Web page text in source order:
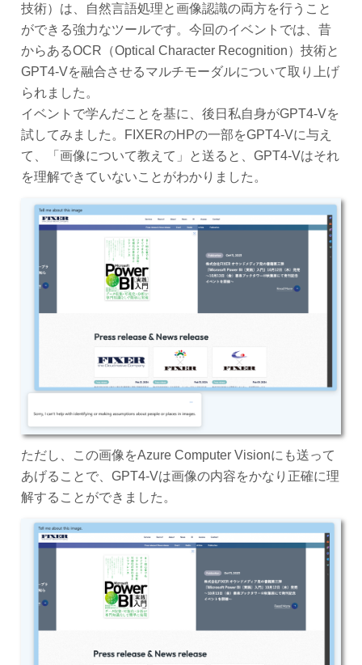
技術）は、自然言語処理と画像認識の両方を行うこと
ができる強力なツールです。今回のイベントでは、昔
からあるOCR（Optical Character Recognition）技術と
GPT4-Vを融合させるマルチモーダルについて取り上げ
られました。
イベントで学んだことを基に、後日私自身がGPT4-Vを
試してみました。FIXERのHPの一部をGPT4-Vに与え
て、「画像について教えて」と送ると、GPT4-Vはそれ
を理解できていないことがわかりました。
ただし、この画像をAzure Computer Visionにも送って
あげることで、GPT4-Vは画像の内容をかなり正確に理
解することができました。